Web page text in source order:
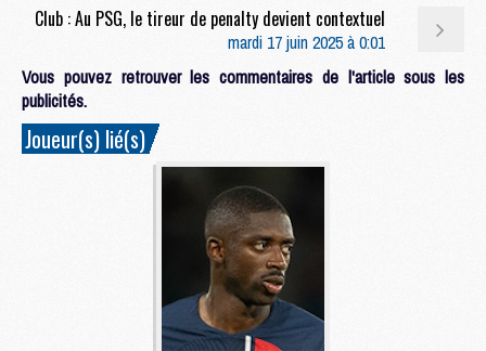
Club : Au PSG, le tireur de penalty devient contextuel
mardi 17 juin 2025 à 0:01
Vous pouvez retrouver les commentaires de l'article sous les
publicités.
Joueur(s) lié(s)